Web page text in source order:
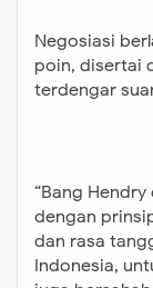
Negosiasi
poin, disertai
terdengar
“Bang
dengan
dan rasa
Indonesia,